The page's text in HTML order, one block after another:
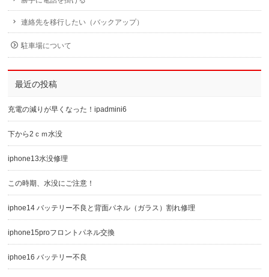
連絡先を移行したい（バックアップ）
駐車場について
最近の投稿
充電の減りが早くなった！ipadmini6
下から2ｃｍ水没
iphone13水没修理
この時期、水没にご注意！
iphoe14 バッテリー不良と背面パネル（ガラス）割れ修理
iphone15proフロントパネル交換
iphoe16 バッテリー不良